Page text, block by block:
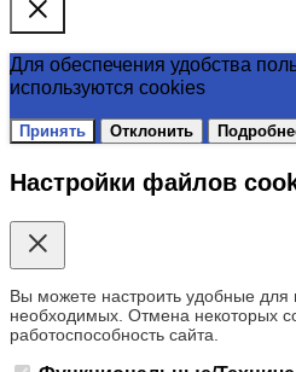
Для обеспечения удобства
используются cookies
Принять Отклонить
Настройки файлов
Вы можете настроить удобные
необходимых. Отмена некоторых
работоспособность сайта.